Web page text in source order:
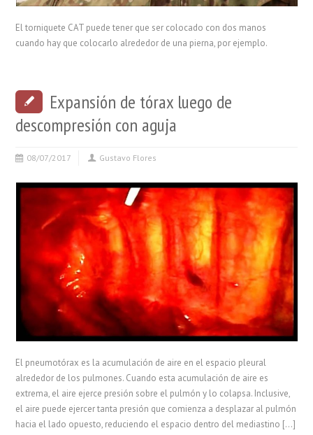
El torniquete CAT puede tener que ser colocado con dos manos
cuando hay que colocarlo alrededor de una pierna, por ejemplo.
Expansión de tórax luego de
descompresión con aguja
08/07/2017 Gustavo Flores
El pneumotórax es la acumulación de aire en el espacio pleural
alrededor de los pulmones. Cuando esta acumulación de aire es
extrema, el aire ejerce presión sobre el pulmón y lo colapsa. Inclusive,
el aire puede ejercer tanta presión que comienza a desplazar al pulmón
hacia el lado opuesto, reduciendo el espacio dentro del mediastino […]